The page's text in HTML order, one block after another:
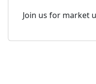
Join us for market